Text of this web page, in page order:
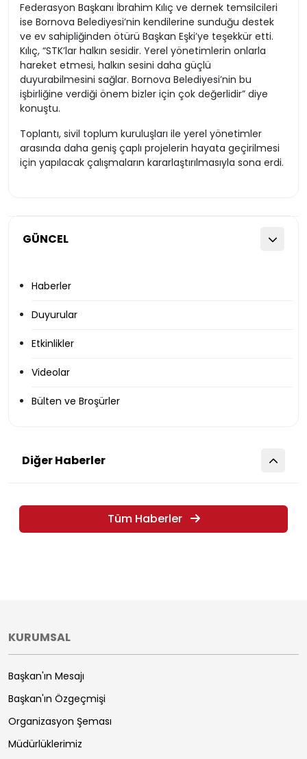
GÜNCEL
Haberler
Duyurular
Etkinlikler
Videolar
Bülten ve Broşürler
Federasyon Başkanı İbrahim Kılıç ve dernek temsilcileri
ise Bornova Belediyesi’nin kendilerine sunduğu destek
ve ev sahipliğinden ötürü Başkan Eşki’ye teşekkür etti.
Kılıç, “STK’lar halkın sesidir. Yerel yönetimlerin onlarla
hareket etmesi, halkın sesini daha güçlü
duyurabilmesini sağlar. Bornova Belediyesi’nin bu
işbirliğine verdiği önem bizler için çok değerlidir” diye
konuştu.
Toplantı, sivil toplum kuruluşları ile yerel yönetimler
arasında daha geniş çaplı projelerin hayata geçirilmesi
için yapılacak çalışmaların kararlaştırılmasıyla sona erdi.
Diğer Haberler
Tüm Haberler
KURUMSAL
Başkan'ın Mesajı
Başkan'ın Özgeçmişi
Organizasyon Şeması
Müdürlüklerimiz